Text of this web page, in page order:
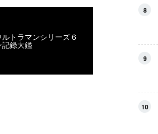
トラマンシリーズ６
記録大鑑
8
9
10